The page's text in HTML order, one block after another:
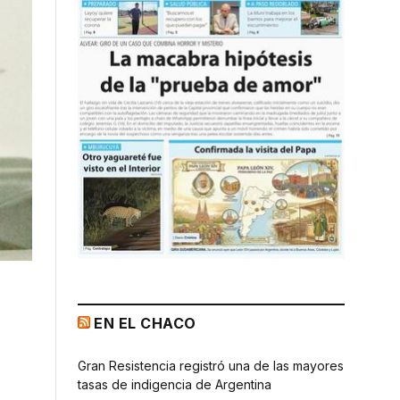
EN EL CHACO
Gran Resistencia registró una de las mayores
tasas de indigencia de Argentina